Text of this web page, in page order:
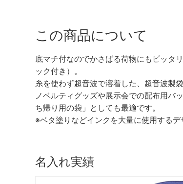
この商品について
底マチ付なのでかさばる荷物にもピッ
ック付き）。
糸を使わず超音波で溶着した、超音波製袋
ノベルティグッズや展示会での配布用バ
ち帰り用の袋」としても最適です。
※ベタ塗りなどインクを大量に使用するデ
名入れ実績